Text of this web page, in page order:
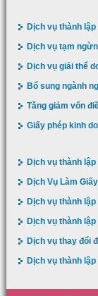
Dịch vụ thành lập
Dịch vụ tạm
Dịch vụ giải thể
Bổ sung ngành
Tăng giảm vốn
Giấy phép kinh
Dịch vụ thành
Dịch Vụ Làm
Dịch vụ thành
Dịch vụ thành
Dịch vụ thay đổi
Dịch vụ thành